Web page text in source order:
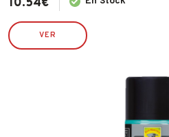
VALIRA
WECOOK
VER